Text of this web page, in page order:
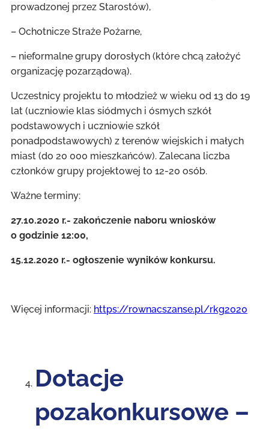
prowadzonej przez Starostów),
– Ochotnicze Straże Pożarne,
– nieformalne grupy dorosłych (które chcą założyć
organizację pozarządową).
Uczestnicy projektu to młodzież w wieku od 13 do 19
lat (uczniowie klas siódmych i ósmych szkół
podstawowych i uczniowie szkół
ponadpodstawowych) z terenów wiejskich i małych
miast (do 20 000 mieszkańców). Zalecana liczba
członków grupy projektowej to 12-20 osób.
Ważne terminy:
27.10.2020 r.- zakończenie naboru wniosków
o godzinie 12:00,
15.12.2020 r.- ogłoszenie wyników konkursu.
Więcej informacji: https://rownacszanse.pl/rkg2020
Dotacje
pozakonkursowe –